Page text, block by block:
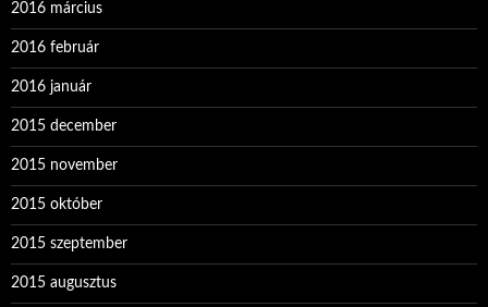
2016 március
2016 február
2016 január
2015 december
2015 november
2015 október
2015 szeptember
2015 augusztus